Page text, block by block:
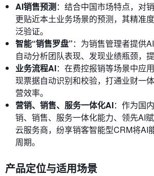
AI销售预测：结合中国市场特点，对
更贴近本土业务场景的预测，其精准
泛验证。
智能“销售罗盘”：为销售管理者提供
自动分析团队表现、发现业绩瓶颈，
业务流程AI：在费控报销等场景中应
现票据自动识别和校验，打通业财一
营效率。
营销、销售、服务一体化AI：作为国
销、销售、服务一体化能力、领先AI
云服务商，纷享销客智能型CRM将AI
周期。
产品定位与适用场景